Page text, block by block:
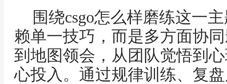
围绕csgo怎么样磨练这一
赖单一技巧，而是多方面协
到地图领会，从团队觉悟到
心投入。通过规律训练、复